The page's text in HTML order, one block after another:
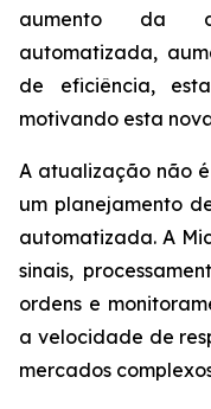
aumento da
automatizada,
de eficiência,
motivando esta
A atualização não
um planejamento
automatizada. A
sinais,
ordens e
a velocidade de
mercados